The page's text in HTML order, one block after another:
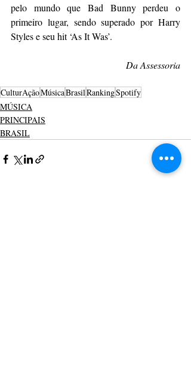
pelo mundo que Bad Bunny perdeu o
primeiro lugar, sendo superado por Harry
Styles e seu hit ‘As It Was’.
Da Assessoria
CulturAçãoMúsicaBrasilRankingSpotify
MÚSICA
PRINCIPAIS
BRASIL